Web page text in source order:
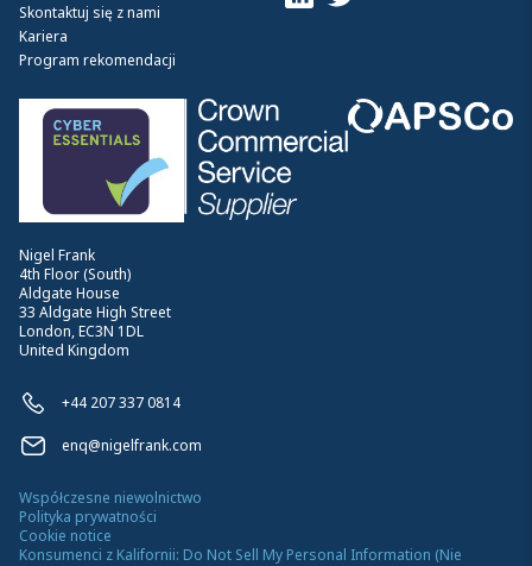
Nigel Frank
4th Floor (South)
Aldgate House
33 Aldgate High Street
London, EC3N 1DL
United Kingdom
+44 207 337 0814
enq@nigelfrank.com
Skontaktuj się z nami
Kariera
Program rekomendacji
Współczesne niewolnictwo
Polityka prywatności
Cookie notice
Konsumenci z Kalifornii: Do Not Sell My Personal Information (Nie